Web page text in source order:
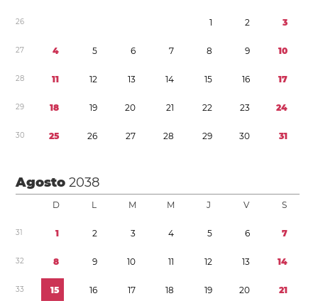
26 1 2 3
27 4 5 6 7 8 9 10
28 11 12 13 14 15 16 17
29 18 19 20 21 22 23 24
30 25 26 27 28 29 30 31
Agosto2038
D L M M J V S
31 1 2 3 4 5 6 7
32 8 9 10 11 12 13 14
33 15 16 17 18 19 20 21